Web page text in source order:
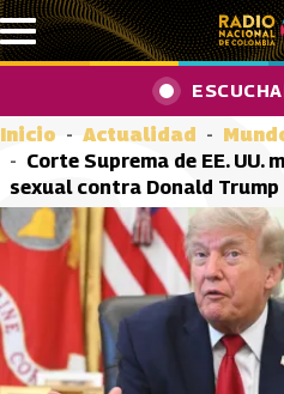
Pasar al contenido principal
Inicio Actualidad
Corte Suprema de EE.
sexual contra Donald Trump